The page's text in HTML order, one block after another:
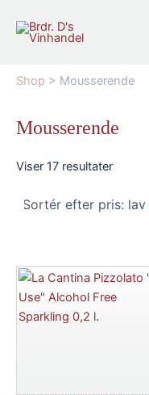
Shop > Mousserende
Mousserende
Viser 17 resultaterSorteret
lav
til